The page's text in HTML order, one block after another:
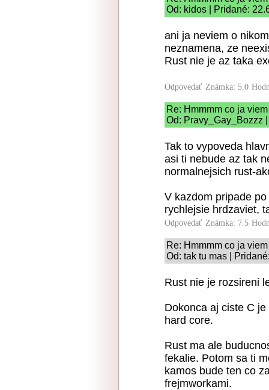
Od: kidos | Pridané:
ani ja neviem o
neznamena, ze
Rust nie je az taka
Odpovedať Známka: 5.0
Re: Hmmmm co ja viem
Od: Pravy_Gay_Bozzz
Tak to vypoveda
asi ti nebude az tak
normalnejsich rust-
V kazdom pripade
rychlejsie hrdzaviet,
Odpovedať Známka: 7.5
Re: Hmmmm co ja viem
Od: tak tu mas |
Rust nie je rozsireni
Dokonca aj ciste C
hard core.
Rust ma ale
fekalie. Potom sa ti
kamos bude ten co
frejmworkami.